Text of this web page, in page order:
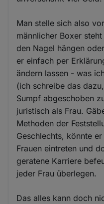
Man stelle sich also
männlicher Boxer
den Nagel hängen
er einfach per
ändern lassen - was
(ich schreibe das
Sumpf abgeschoben
juristisch als Frau.
Methoden der
Geschlechts, könnte
Frauen eintreten und
geratene Karriere
jeder Frau überlegen.
Das alles kann doch